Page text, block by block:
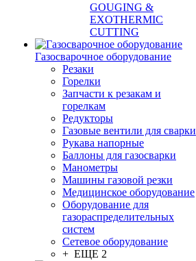
GOUGING &
EXOTHERMIC
CUTTING
Газосварочное оборудование
Резаки
Горелки
Запчасти к резакам и
горелкам
Редукторы
Газовые вентили для сварки
Рукава напорные
Баллоны для газосварки
Манометры
Машины газовой резки
Медицинское оборудование
Оборудование для
газораспределительных
систем
Сетевое оборудование
+ ЕЩЕ 2